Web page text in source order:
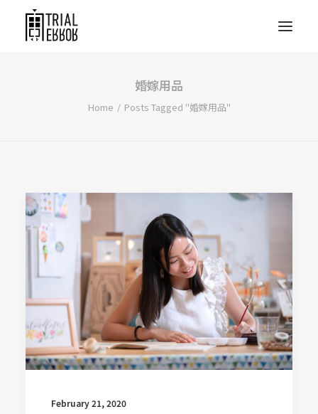
婚嫁用品
Home Posts Tagged "婚嫁用品"
February 21, 2020